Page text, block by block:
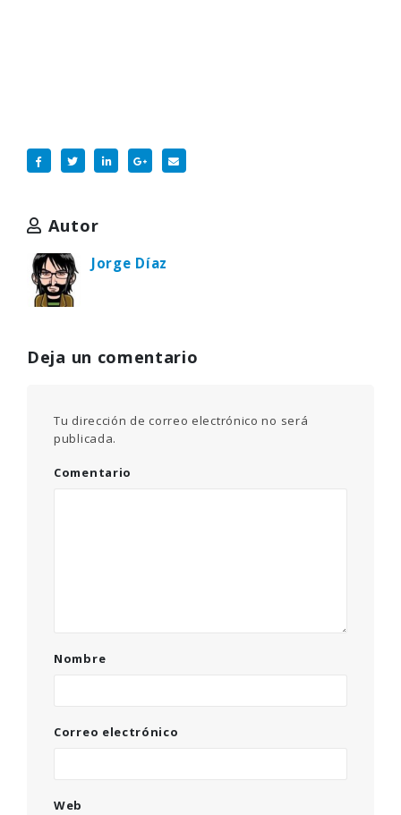
Autor
Jorge Díaz
Deja un comentario
Tu dirección de correo electrónico no será
publicada.
Comentario
Nombre
Correo electrónico
Web